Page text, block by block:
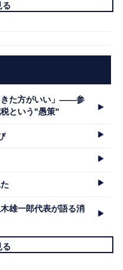
る
きた方がいい」――参
という"愚策"
雄一郎代表が語る消
る